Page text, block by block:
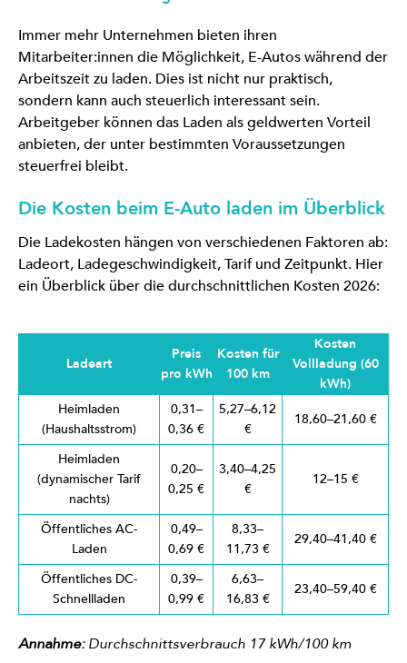
Immer mehr Unternehmen bieten ihren
Mitarbeiter:innen die Möglichkeit, E-Autos während der
Arbeitszeit zu laden. Dies ist nicht nur praktisch,
sondern kann auch steuerlich interessant sein.
Arbeitgeber können das Laden als geldwerten Vorteil
anbieten, der unter bestimmten Voraussetzungen
steuerfrei bleibt.
Die Kosten beim E-Auto laden im Überblick
Die Ladekosten hängen von verschiedenen Faktoren ab:
Ladeort, Ladegeschwindigkeit, Tarif und Zeitpunkt. Hier
ein Überblick über die durchschnittlichen Kosten 2026:
Ladeart
Preis
pro kWh
Kosten für
100 km
Kosten
Vollladung (60
kWh)
Heimladen
(Haushaltsstrom)
0,31–
0,36 €
5,27–6,12
€
18,60–21,60 €
Heimladen
(dynamischer Tarif
nachts)
0,20–
0,25 €
3,40–4,25
€
12–15 €
Öffentliches AC-
Laden
0,49–
0,69 €
8,33–
11,73 €
29,40–41,40 €
Öffentliches DC-
Schnellladen
0,39–
0,99 €
6,63–
16,83 €
23,40–59,40 €
Annahme:Durchschnittsverbrauch 17 kWh/100 km